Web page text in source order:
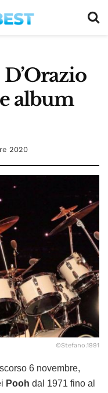
album
2020
©Stefano.1991
6 novembre,
Pooh dal 1971 fino al